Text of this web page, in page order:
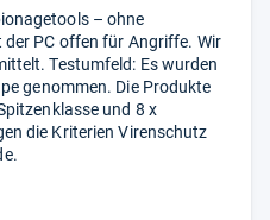
– ohne
PC offen für Angriffe. Wir
Testumfeld: Es wurden
genommen. Die Produkte
und 8 x
die Kriterien Virenschutz